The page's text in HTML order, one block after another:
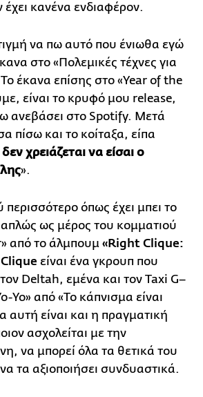
έχει κανένα ενδιαφέρον.
να πω αυτό που ένιωθα εγώ
στο «Πολεμικές τέχνες για
έκανα επίσης στο «Year of the
είναι το κρυφό μου release,
ανεβάσει στο Spotify. Μετά
πίσω και το κοίταξα, είπα
δεν χρειάζεται να είσαι ο
».
όπως έχει μπει το
απλώς ως μέρος του κομματιού
από το άλμπουμ «Right Clique:
είναι ένα γκρουπ που
Deltah, εμένα και τον Taxi G–
Yo» από «Το κάπνισμα είναι
αυτή είναι και η πραγματική
ασχολείται με την
να μπορεί όλα τα θετικά του
τα αξιοποιήσει συνδυαστικά.